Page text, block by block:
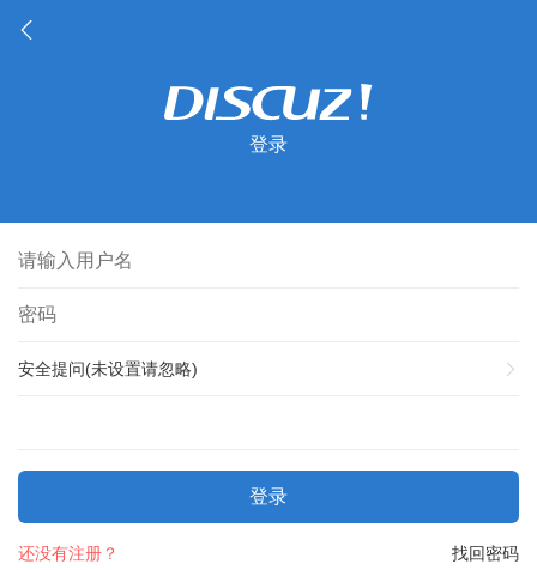
登录
安全提问(未设置请忽略)
登录
找回密码
还没有注册？